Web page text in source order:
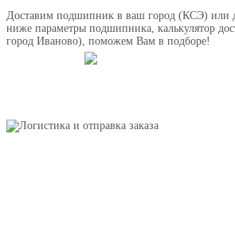
Доставим подшипник в ваш город (КСЭ) или
ниже параметры подшипника, калькулятор
город Иваново), поможем Вам в подборе!